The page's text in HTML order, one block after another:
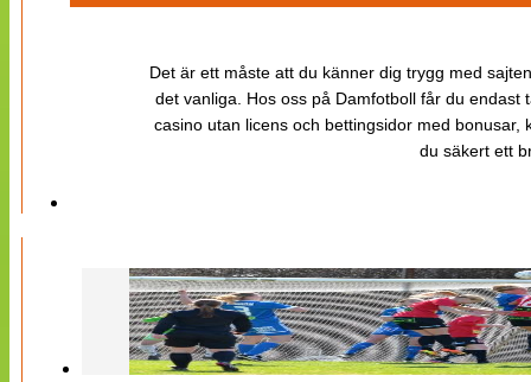
Det är ett måste att du känner dig trygg med
det vanliga. Hos oss på Damfotboll får du
casino utan licens och bettingsidor med
du säkert ett